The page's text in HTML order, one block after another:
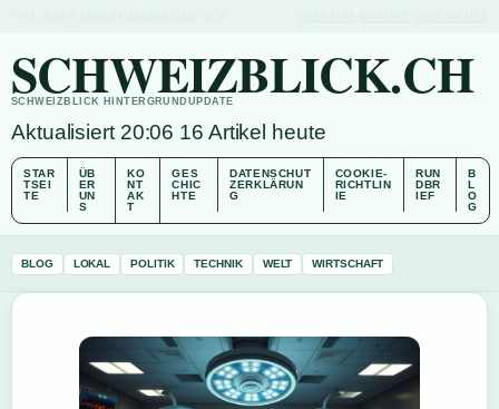
SCHWEIZBLICK.CH
SCHWEIZBLICK HINTERGRUNDUPDATE
Aktualisiert 20:06 16 Artikel heute
STAR
TSEI
TE
ÜB
ER
UN
S
KO
NT
AK
T
GES
CHIC
HTE
DATENSCHUT
ZERKLÄRUN
G
COOKIE-
RICHTLIN
IE
RUN
DBR
IEF
B
L
O
G
BLOG LOKAL POLITIK TECHNIK WELT WIRTSCHAFT